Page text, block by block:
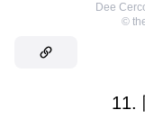
Dee
©
11.